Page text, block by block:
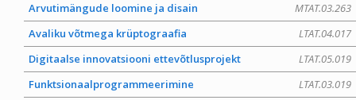
MTAT.03.263
Arvutimängude loomine ja disain
LTAT.04.017
Avaliku võtmega krüptograafia
LTAT.05.019
Digitaalse innovatsiooni ettevõtlusprojekt
LTAT.03.019
Funktsionaalprogrammeerimine